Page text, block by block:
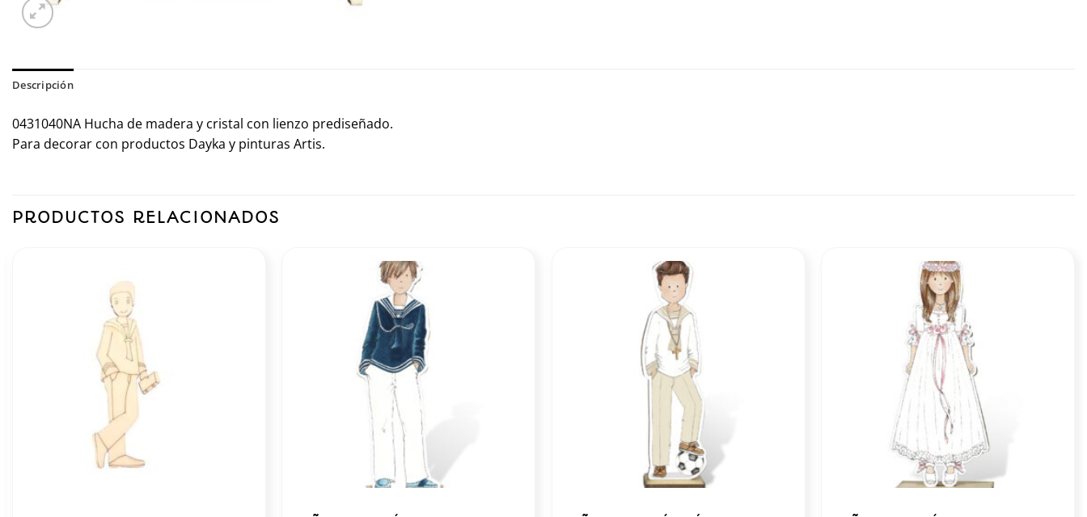
Descripción
0431040NA Hucha de madera y cristal con lienzo prediseñado.
Para decorar con productos Dayka y pinturas Artis.
PRODUCTOS RELACIONADOS